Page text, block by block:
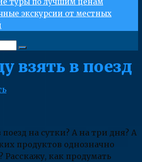
экскурсии от местных
взять в поезд
поезд на сутки? А на три дня? А
продуктов однозначно
Расскажу, как продумать